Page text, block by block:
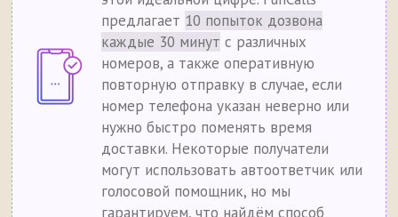
предлагает 10 попыток дозвона
каждые 30 минут с различных
номеров, а также оперативную
повторную отправку в случае, если
номер телефона указан неверно или
нужно быстро поменять время
доставки. Некоторые получатели
могут использовать автоответчик или
голосовой помощник, но мы
гарантируем, что найдём способ